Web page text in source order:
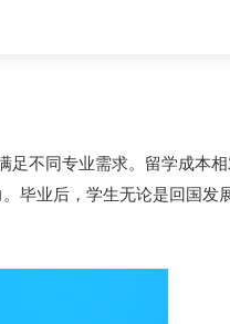
不同专业需求。留学成本
毕业后，学生无论是回国